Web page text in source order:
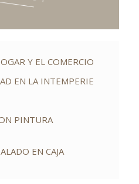
Y EL COMERCIO
EN LA INTEMPERIE
PINTURA
EN CAJA